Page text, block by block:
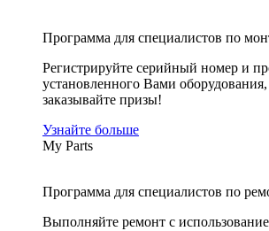
Программа для специалистов по
Регистрируйте серийный номер и
установленного Вами
заказывайте призы!
Узнайте больше
My Parts
Программа для специалистов по
Выполняйте ремонт с